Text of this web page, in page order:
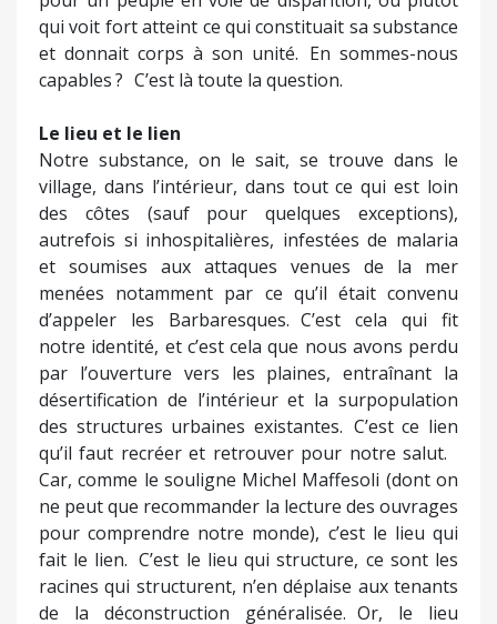
qui voit fort atteint ce qui constituait sa substance
et donnait corps à son unité. En sommes-nous
capables ? C’est là toute la question.
Le lieu et le lien
Notre substance, on le sait, se trouve dans le
village, dans l’intérieur, dans tout ce qui est loin
des côtes (sauf pour quelques exceptions),
autrefois si inhospitalières, infestées de malaria
et soumises aux attaques venues de la mer
menées notamment par ce qu’il était convenu
d’appeler les Barbaresques. C’est cela qui fit
notre identité, et c’est cela que nous avons perdu
par l’ouverture vers les plaines, entraînant la
désertification de l’intérieur et la surpopulation
des structures urbaines existantes. C’est ce lien
qu’il faut recréer et retrouver pour notre salut.
Car, comme le souligne Michel Maffesoli (dont on
ne peut que recommander la lecture des ouvrages
pour comprendre notre monde), c’est le lieu qui
fait le lien. C’est le lieu qui structure, ce sont les
racines qui structurent, n’en déplaise aux tenants
de la déconstruction généralisée. Or, le lieu